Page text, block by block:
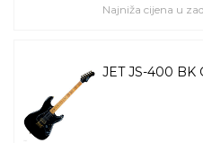
Najniža cijena u
JET JS-400 BK